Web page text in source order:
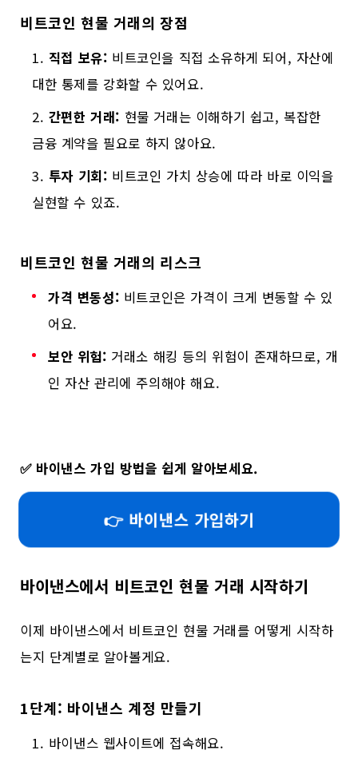
비트코인 현물 거래의 장점
직접 보유: 비트코인을 직접 소유하게 되어, 자산에
대한 통제를 강화할 수 있어요.
간편한 거래: 현물 거래는 이해하기 쉽고, 복잡한
금융 계약을 필요로 하지 않아요.
투자 기회: 비트코인 가치 상승에 따라 바로 이익을
실현할 수 있죠.
비트코인 현물 거래의 리스크
가격 변동성: 비트코인은 가격이 크게 변동할 수 있
어요.
보안 위험: 거래소 해킹 등의 위험이 존재하므로, 개
인 자산 관리에 주의해야 해요.
✅ 바이낸스 가입 방법을 쉽게 알아보세요.
👉 바이낸스 가입하기
바이낸스에서 비트코인 현물 거래 시작하기
이제 바이낸스에서 비트코인 현물 거래를 어떻게 시작하
는지 단계별로 알아볼게요.
1단계: 바이낸스 계정 만들기
바이낸스 웹사이트에 접속해요.